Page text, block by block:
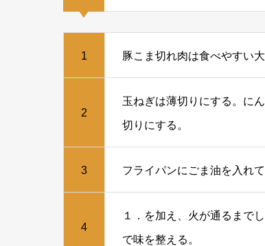
1 豚こま切れ肉は食べやすい
2
玉ねぎは薄切りにする。に
切りにする。
3 フライパンにごま油を入れ
4
１．を加え、火が通るまで
で味を整える。